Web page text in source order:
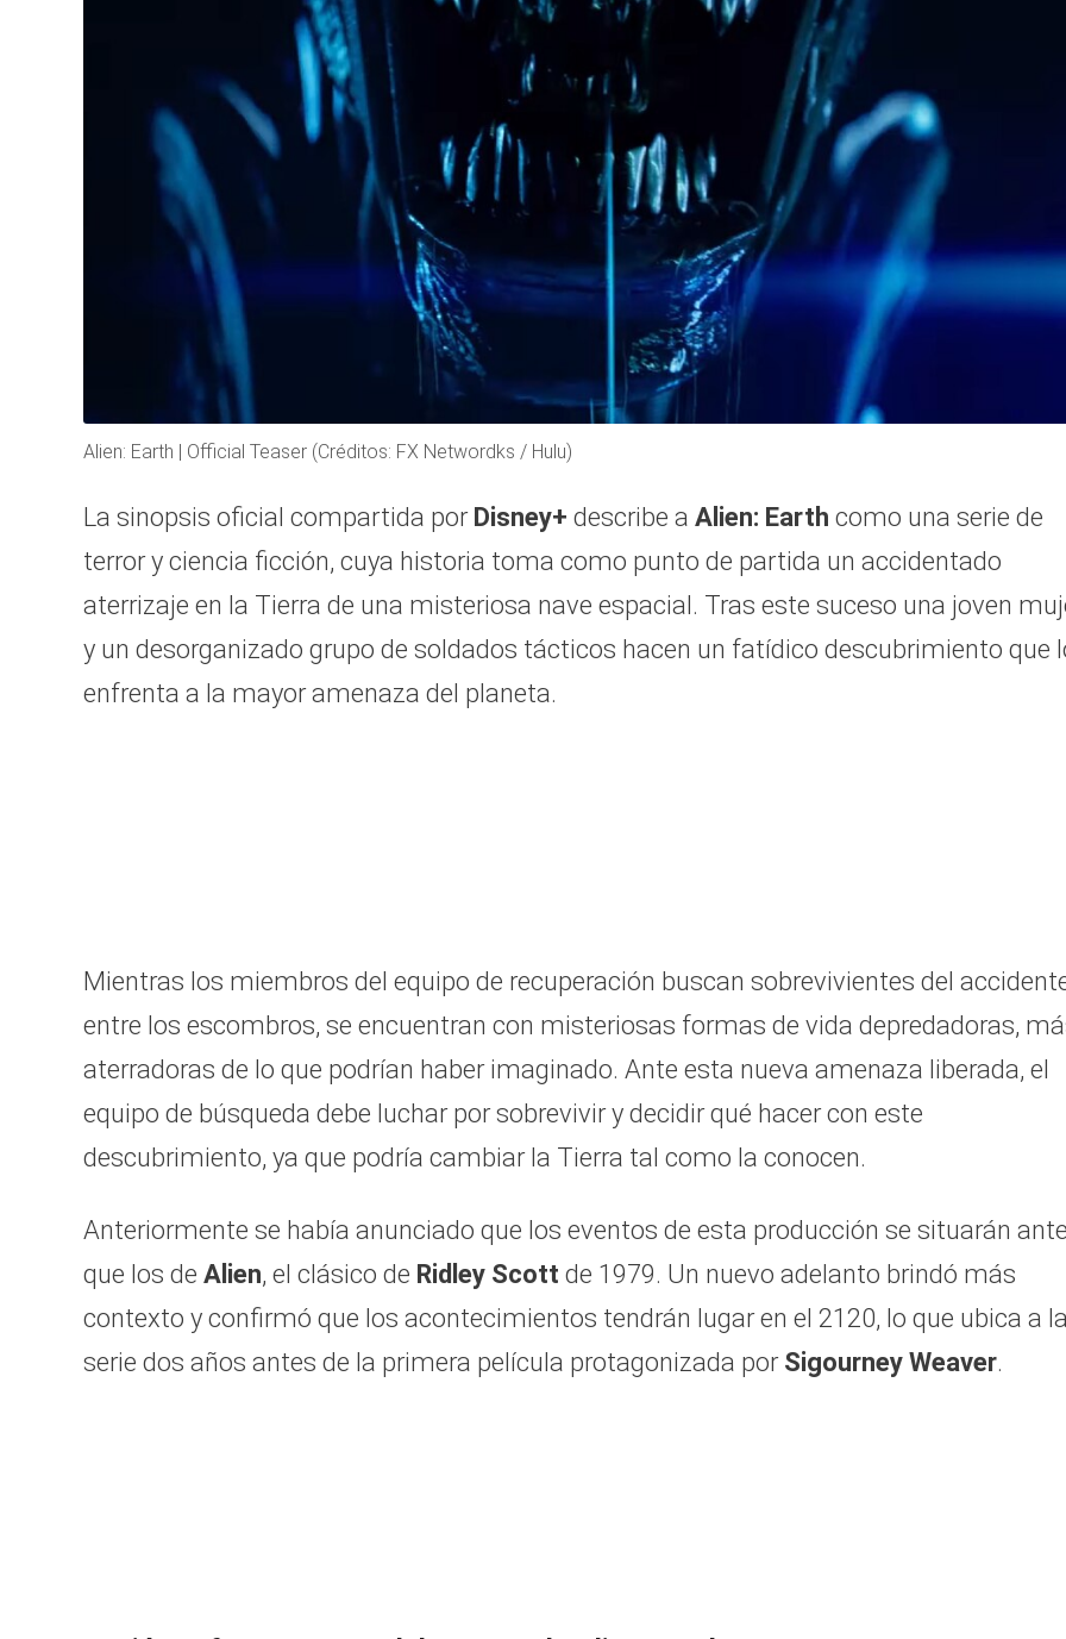
Alien: Earth | Official Teaser (Créditos: FX Networdks / Hulu)
La sinopsis oficial compartida porDisney+ describe a Alien: Earth como una serie de
terror y ciencia ficción, cuya historia toma como punto de partida un accidentado
aterrizaje en la Tierra de una misteriosa nave espacial. Tras este suceso una joven
y un desorganizado grupo de soldados tácticos hacen un fatídico descubrimiento que
enfrenta a la mayor amenaza del planeta.
Mientras los miembros del equipo de recuperación buscan sobrevivientes del
entre los escombros, se encuentran con misteriosas formas de vida depredadoras,
aterradoras de lo que podrían haber imaginado. Ante esta nueva amenaza liberada, el
equipo de búsqueda debe luchar por sobrevivir y decidir qué hacer con este
descubrimiento, ya que podría cambiar la Tierra tal como la conocen.
Anteriormente se había anunciado que los eventos de esta producción se situarán
que los de Alien, el clásico de Ridley Scott de 1979. Un nuevo adelanto brindó más
contexto y confirmó que los acontecimientos tendrán lugar en el 2120, lo que ubica a
serie dos años antes de la primera película protagonizada porSigourney Weaver.